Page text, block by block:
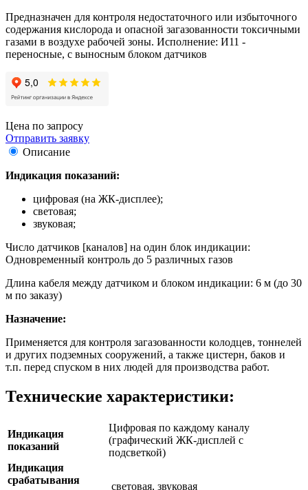
Предназначен для контроля недостаточного или избыточного
содержания кислорода и опасной загазованности токсичными
газами в воздухе рабочей зоны. Исполнение: И11 -
переносные, с выносным блоком датчиков
Цена по запросу
Отправить заявку
Описание
Индикация показаний:
цифровая (на ЖК-дисплее);
световая;
звуковая;
Число датчиков [каналов] на один блок индикации:
Одновременный контроль до 5 различных газов
Длина кабеля между датчиком и блоком индикации: 6 м (до 30
м по заказу)
Назначение:
Применяется для контроля загазованности колодцев, тоннелей
и других подземных сооружений, а также цистерн, баков и
т.п. перед спуском в них людей для производства работ.
Технические характеристики:
Индикация
показаний
Цифровая по каждому каналу
(графический ЖК-дисплей с
подсветкой)
Индикация
срабатывания
световая, звуковая